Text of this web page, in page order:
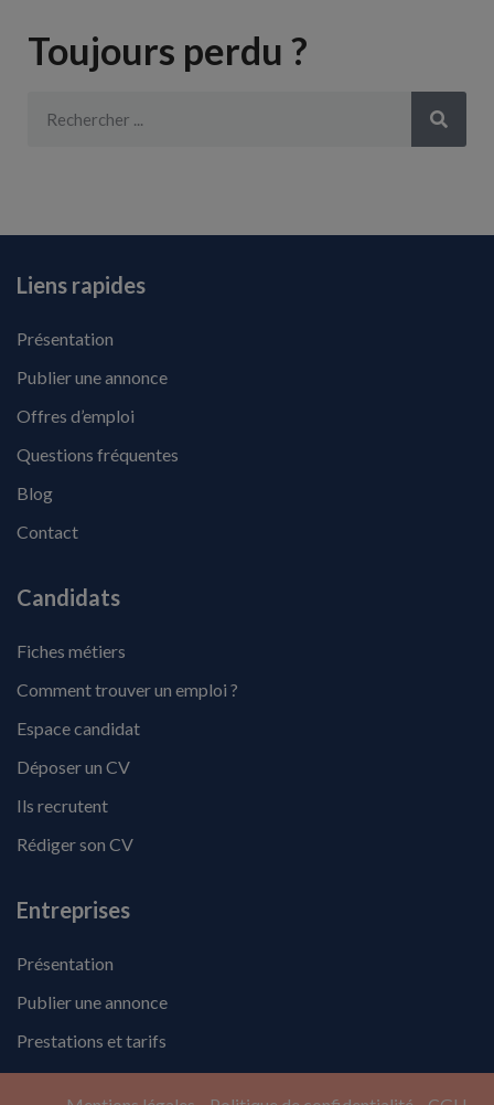
Toujours perdu ?
Liens rapides
Présentation
Publier une annonce
Offres d’emploi
Questions fréquentes
Blog
Contact
Candidats
Fiches métiers
Comment trouver un emploi ?
Espace candidat
Déposer un CV
Ils recrutent
Rédiger son CV
Entreprises
Présentation
Publier une annonce
Prestations et tarifs